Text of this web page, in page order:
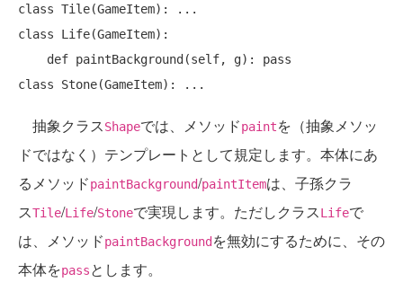
class Tile(GameItem): ...
class Life(GameItem):
抽象クラスShapeでは、メソッドpaintを（抽象メソッ
ドではなく）テンプレートとして規定します。本体にあ
るメソッドpaintBackground/paintItemは、子孫クラ
スTile/Life/Stoneで実現します。ただしクラスLifeで
は、メソッドpaintBackground を無効にするために、その
本体をpassとします。